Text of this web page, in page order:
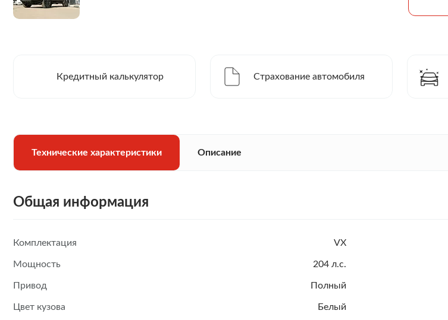
Кредитный калькулятор Страхование автомобиля
Технические характеристики Описание
Общая информация
Комплектация VX
Мощность 204 л.с.
Привод Полный
Цвет кузова Белый